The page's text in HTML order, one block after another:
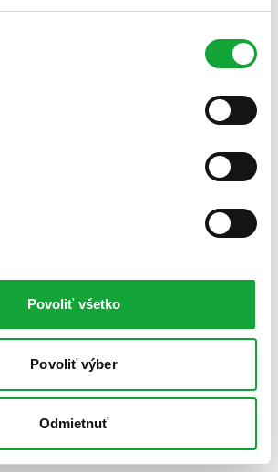
Povoliť všetko
Povoliť výber
Odmietnuť